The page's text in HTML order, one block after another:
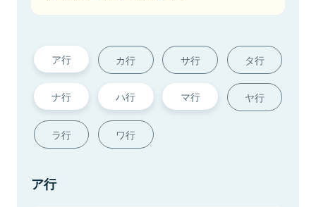
ア行 カ行 サ行 タ行
ナ行 ハ行 マ行 ヤ行
ラ行 ワ行
ア行